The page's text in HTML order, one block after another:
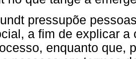
pressupõe
a fim de explicar a
enquanto que,